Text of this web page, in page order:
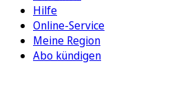
Hilfe
Online-Service
Meine Region
Abo kündigen